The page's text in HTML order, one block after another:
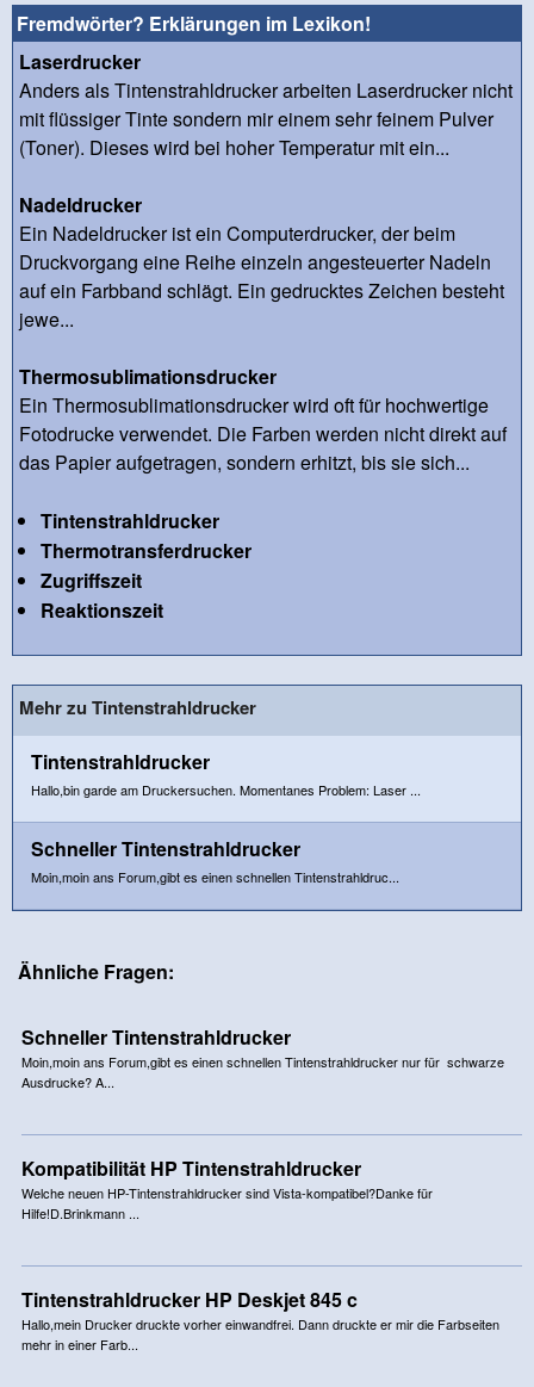
Fremdwörter? Erklärungen im Lexikon!
Laserdrucker
Anders als Tintenstrahldrucker arbeiten Laserdrucker nicht
mit flüssiger Tinte sondern mir einem sehr feinem Pulver
(Toner). Dieses wird bei hoher Temperatur mit ein...
Nadeldrucker
Ein Nadeldrucker ist ein Computerdrucker, der beim
Druckvorgang eine Reihe einzeln angesteuerter Nadeln
auf ein Farbband schlägt. Ein gedrucktes Zeichen besteht
jewe...
Thermosublimationsdrucker
Ein Thermosublimationsdrucker wird oft für hochwertige
Fotodrucke verwendet. Die Farben werden nicht direkt auf
das Papier aufgetragen, sondern erhitzt, bis sie sich...
Tintenstrahldrucker
Thermotransferdrucker
Zugriffszeit
Reaktionszeit
Mehr zu Tintenstrahldrucker
Tintenstrahldrucker
Hallo,bin garde am Druckersuchen. Momentanes Problem: Laser ...
Schneller Tintenstrahldrucker
Moin,moin ans Forum,gibt es einen schnellen Tintenstrahldruc...
Ähnliche Fragen:
Schneller Tintenstrahldrucker
Moin,moin ans Forum,gibt es einen schnellen Tintenstrahldrucker nur für schwarze
Ausdrucke? A...
Kompatibilität HP Tintenstrahldrucker
Welche neuen HP-Tintenstrahldrucker sind Vista-kompatibel?Danke für
Hilfe!D.Brinkmann ...
Tintenstrahldrucker HP Deskjet 845 c
Hallo,mein Drucker druckte vorher einwandfrei. Dann druckte er mir die Farbseiten
mehr in einer Farb...